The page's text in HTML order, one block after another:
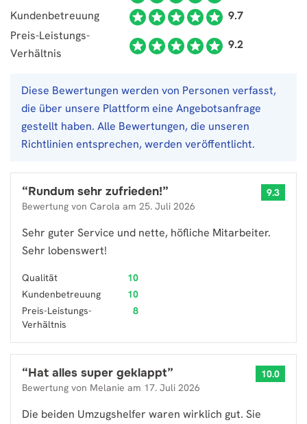
Kundenbetreuung
9.7
Preis-Leistungs-
Verhältnis
9.2
Diese Bewertungen werden von Personen verfasst,
die über unsere Plattform eine Angebotsanfrage
gestellt haben. Alle Bewertungen, die unseren
Richtlinien entsprechen, werden veröffentlicht.
“Rundum sehr zufrieden!”
Bewertung von Carola am 25. Juli 2026
9.3
Sehr guter Service und nette, höfliche Mitarbeiter.
Sehr lobenswert!
Qualität
10
Kundenbetreuung
10
Preis-Leistungs-
Verhältnis
8
“Hat alles super geklappt”
Bewertung von Melanie am 17. Juli 2026
10.0
Die beiden Umzugshelfer waren wirklich gut. Sie